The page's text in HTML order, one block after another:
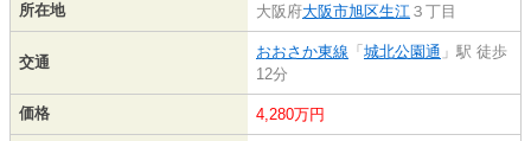
所在地 大阪府大阪市旭区生江 ３丁目
交通
おおさか東線 「 城北公園通 」駅 徒歩
12分
価格 4,280万円